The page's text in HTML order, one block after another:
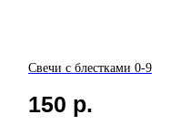
Свечи с блестками 0-9
150 р.